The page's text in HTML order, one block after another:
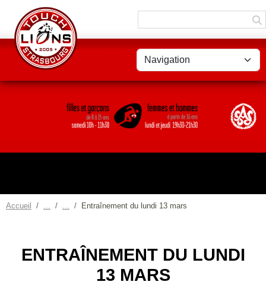
Accueil Entraînement du lundi 13 mars
ENTRAÎNEMENT DU LUNDI
13 MARS
Panneau de gestion des cookies